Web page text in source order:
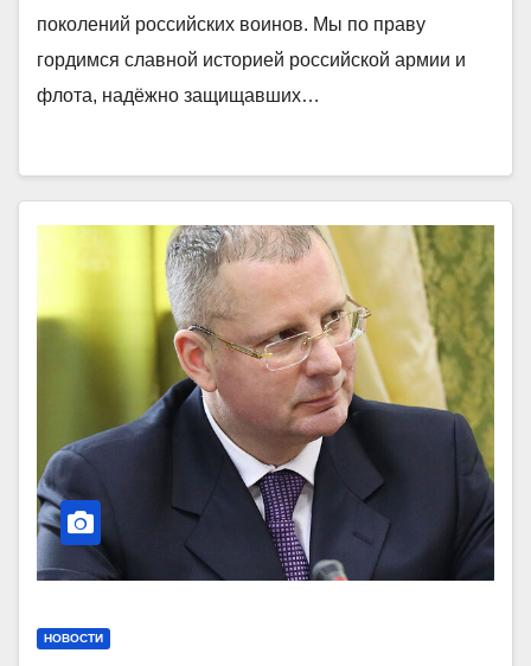
поколений российских воинов. Мы по праву
гордимся славной историей российской армии и
флота, надёжно защищавших…
НОВОСТИ